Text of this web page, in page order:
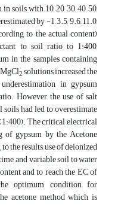
soils with 10, 20, 30, 40, 50,
by -1, 3.5, 9.6, 11.0,
to the actual content)
to soil ratio to 1:400,
in the samples containing
2solutions increased the
in gypsum
However, the use of salt
had led to overestimate
The critical electrical
gypsum by the Acetone
the results, use of deionized
and variable soil to water
and to reach the EC of
optimum condition for
acetone method which is